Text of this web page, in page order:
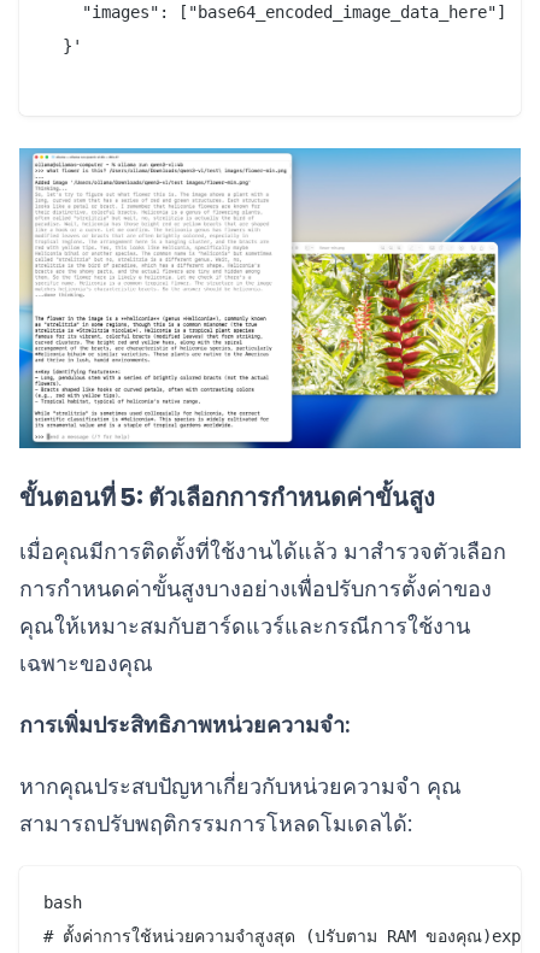
    "images": ["base64_encoded_image_data_here"]
  }'
ขั้นตอนที่ 5: ตัวเลือกการกำหนดค่าขั้นสูง
เมื่อคุณมีการติดตั้งที่ใช้งานได้แล้ว มาสำรวจตัวเลือก
การกำหนดค่าขั้นสูงบางอย่างเพื่อปรับการตั้งค่าของ
คุณให้เหมาะสมกับฮาร์ดแวร์และกรณีการใช้งาน
เฉพาะของคุณ
การเพิ่มประสิทธิภาพหน่วยความจำ:
หากคุณประสบปัญหาเกี่ยวกับหน่วยความจำ คุณ
สามารถปรับพฤติกรรมการโหลดโมเดลได้:
bash
# ตั้งค่าการใช้หน่วยความจำสูงสุด (ปรับตาม RAM ของคุณ)export